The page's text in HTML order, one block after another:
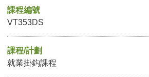
課程編號
VT353DS
課程/計劃
就業掛鈎課程